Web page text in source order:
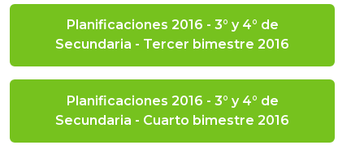
Planificaciones 2016 - 3° y 4° de
Secundaria - Tercer bimestre 2016
Planificaciones 2016 - 3° y 4° de
Secundaria - Cuarto bimestre 2016